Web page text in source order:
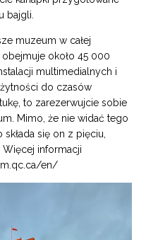
bajgli.
muzeum w całej
około 45 000
multimedialnych i
do czasów
to zarezerwujcie sobie
Mimo, że nie widać tego
się on z pięciu,
Więcej informacji
en/